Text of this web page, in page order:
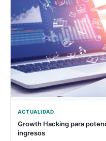
ACTUALIDAD
Growth Hacking para
ingresos